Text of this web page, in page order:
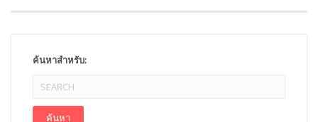
ค้นหาสำหรับ: